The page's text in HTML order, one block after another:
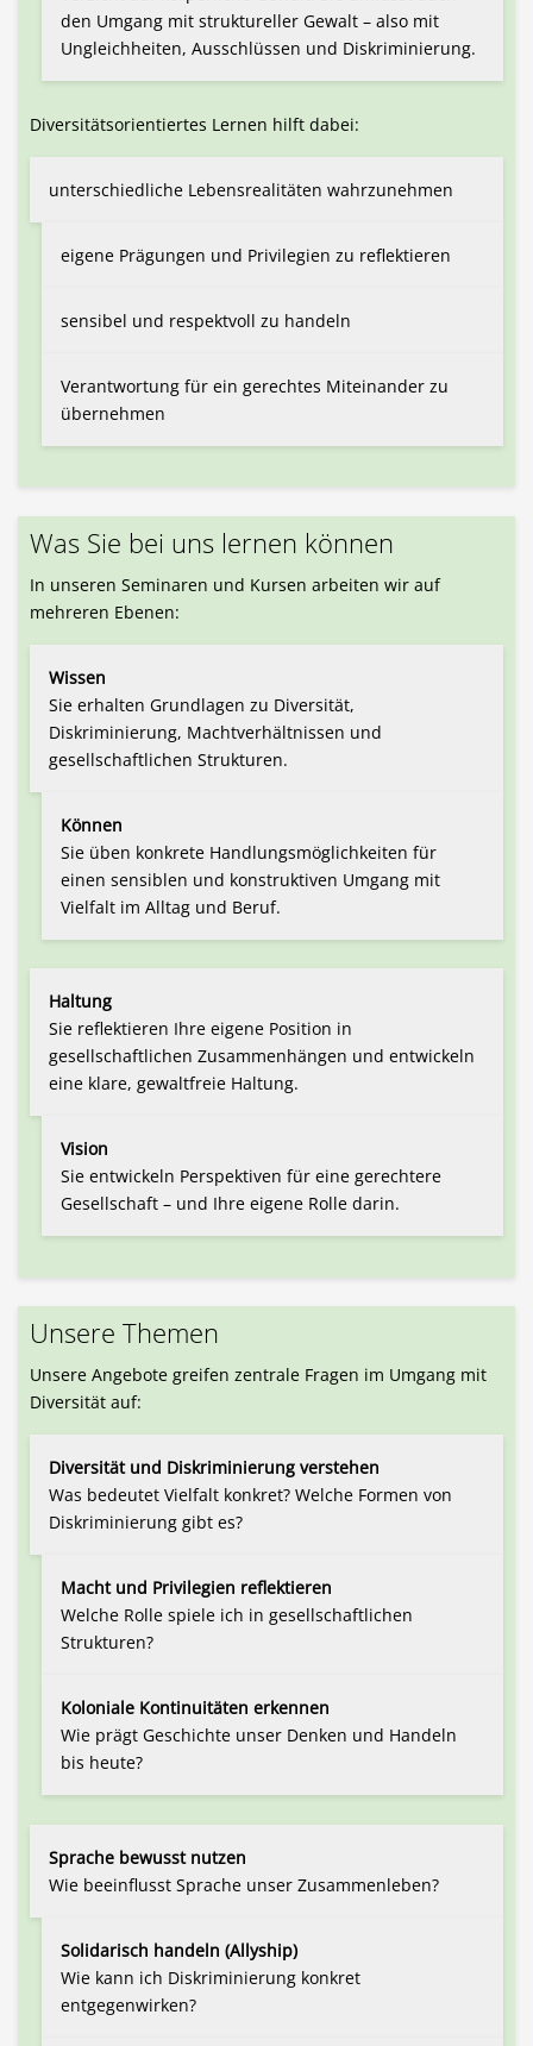
den Umgang mit struktureller Gewalt – also mit
Ungleichheiten, Ausschlüssen und Diskriminierung.
Diversitätsorientiertes Lernen hilft dabei:
unterschiedliche Lebensrealitäten wahrzunehmen
eigene Prägungen und Privilegien zu reflektieren
sensibel und respektvoll zu handeln
Verantwortung für ein gerechtes Miteinander zu
übernehmen
Was Sie bei uns lernen können
In unseren Seminaren und Kursen arbeiten wir auf
mehreren Ebenen:
Wissen
Sie erhalten Grundlagen zu Diversität,
Diskriminierung, Machtverhältnissen und
gesellschaftlichen Strukturen.
Können
Sie üben konkrete Handlungsmöglichkeiten für
einen sensiblen und konstruktiven Umgang mit
Vielfalt im Alltag und Beruf.
Haltung
Sie reflektieren Ihre eigene Position in
gesellschaftlichen Zusammenhängen und entwickeln
eine klare, gewaltfreie Haltung.
Vision
Sie entwickeln Perspektiven für eine gerechtere
Gesellschaft – und Ihre eigene Rolle darin.
Unsere Themen
Unsere Angebote greifen zentrale Fragen im Umgang mit
Diversität auf:
Diversität und Diskriminierung verstehen
Was bedeutet Vielfalt konkret? Welche Formen von
Diskriminierung gibt es?
Macht und Privilegien reflektieren
Welche Rolle spiele ich in gesellschaftlichen
Strukturen?
Koloniale Kontinuitäten erkennen
Wie prägt Geschichte unser Denken und Handeln
bis heute?
Sprache bewusst nutzen
Wie beeinflusst Sprache unser Zusammenleben?
Solidarisch handeln (Allyship)
Wie kann ich Diskriminierung konkret
entgegenwirken?